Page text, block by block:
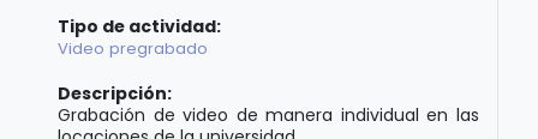
Tipo de actividad:
Video pregrabado
Descripción:
Grabación de video de manera individual en las